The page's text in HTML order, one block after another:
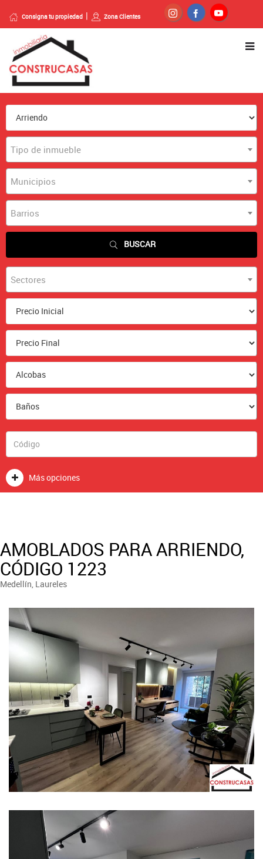
Consigna tu propiedad Zona Clientes
Tipo de inmueble
Municipios
Barrios
BUSCAR
Sectores
Más opciones
AMOBLADOS PARA ARRIENDO,
CÓDIGO 1223
Medellín, Laureles